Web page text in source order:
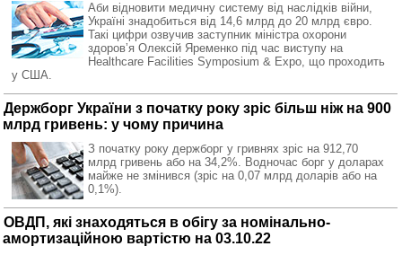
Аби відновити медичну систему від наслідків війни,
Україні знадобиться від 14,6 млрд до 20 млрд євро.
Такі цифри озвучив заступник міністра охорони
здоровʼя Олексій Яременко під час виступу на
Healthcare Facilities Symposium & Expo, що проходить
у США.
Держборг України з початку року зріс більш ніж на 900
млрд гривень: у чому причина
З початку року держборг у гривнях зріс на 912,70
млрд гривень або на 34,2%. Водночас борг у доларах
майже не змінився (зріс на 0,07 млрд доларів або на
0,1%).
ОВДП, які знаходяться в обігу за номінально-
амортизаційною вартістю на 03.10.22